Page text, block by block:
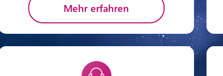
Mehr erfahren